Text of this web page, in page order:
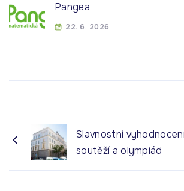
Pangea
22. 6. 2026
Slavnostní
soutěží a olympiád